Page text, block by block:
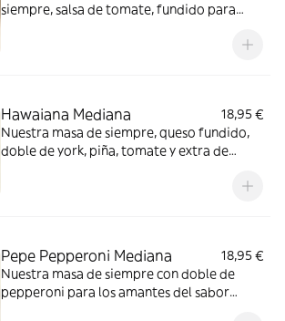
siempre, salsa de tomate, fundido para
Hawaiana Mediana
18,95 €
Nuestra masa de siempre, queso fundido,
doble de york, piña, tomate y extra de
Pepe Pepperoni Mediana
18,95 €
Nuestra masa de siempre con doble de
pepperoni para los amantes del sabor